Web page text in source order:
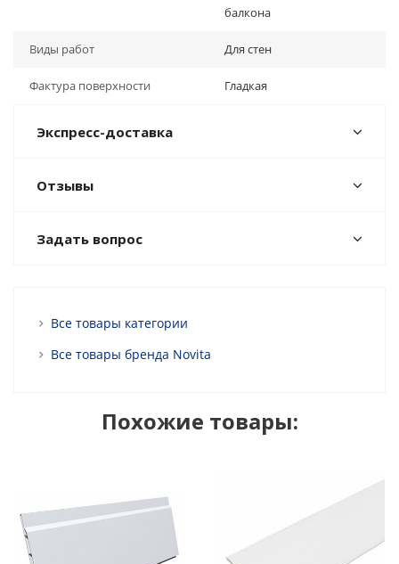
балкона
Виды работ Для стен
Фактура поверхности Гладкая
Экспресс-доставка
Отзывы
Задать вопрос
Все товары категории
Все товары бренда Novita
Похожие товары: